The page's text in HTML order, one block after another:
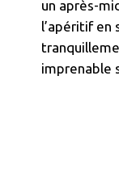
un après-
l’apéritif en
imprenable